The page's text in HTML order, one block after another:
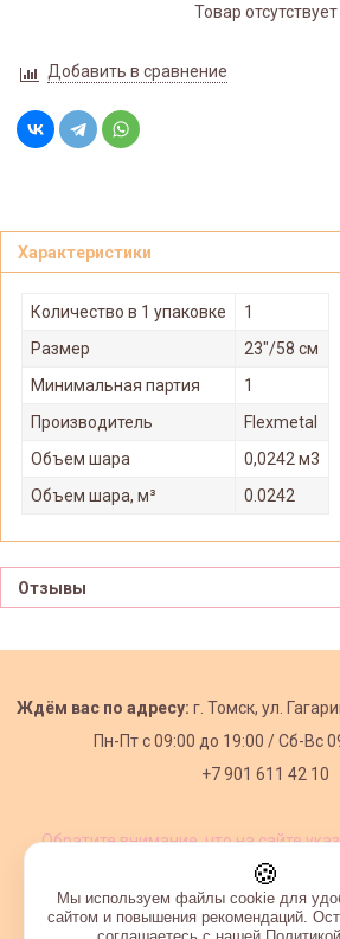
Товар отсутствует
Добавить в сравнение
Характеристики
Количество в 1 упаковке
1
Размер
23"/58 см
Минимальная партия
1
Производитель
Flexmetal
Объем шара
0,0242 м3
Объем шара, м³
0.0242
Отзывы
Ждём вас по адресу: г. Томск, ул.
Пн-Пт с09:00 до 19:00 /Сб-Вс
+7 901 611 42 10
Обратите внимание, что на сайте
🍪
Мы используем файлы cookie для
сайтом и повышения рекомендаций.